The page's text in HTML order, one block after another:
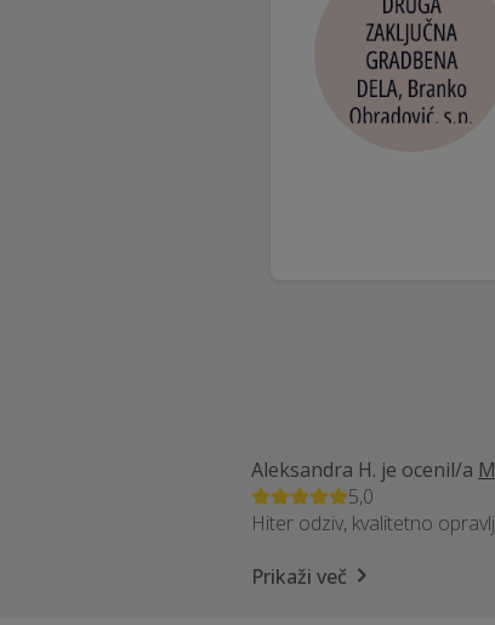
Aleksandra H. je ocenil/a
5,0
Hiter odziv, kvalitetno
Prikaži več